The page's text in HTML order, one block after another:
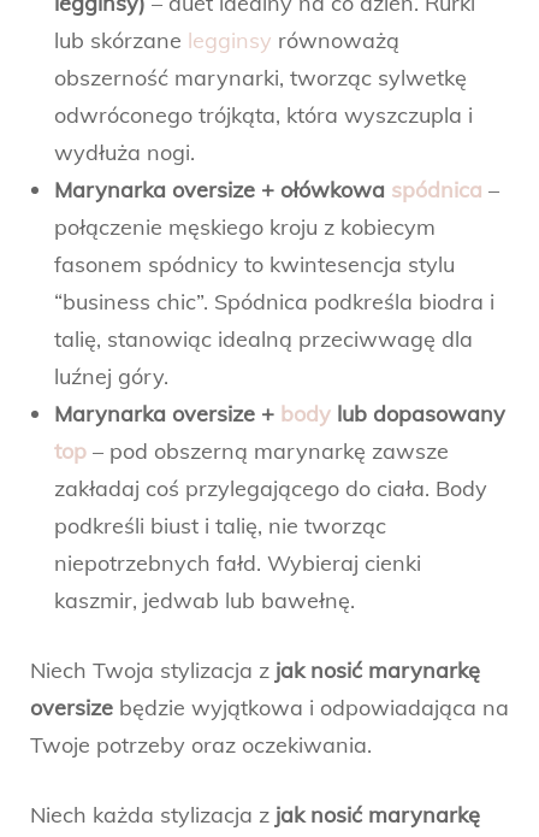
lub skórzane legginsy równoważą
obszerność marynarki, tworząc sylwetkę
odwróconego trójkąta, która wyszczupla i
wydłuża nogi.
Marynarka oversize + ołówkowa spódnica –
połączenie męskiego kroju z kobiecym
fasonem spódnicy to kwintesencja stylu
“business chic”. Spódnica podkreśla biodra i
talię, stanowiąc idealną przeciwwagę dla
luźnej góry.
Marynarka oversize + body lub dopasowany
top – pod obszerną marynarkę zawsze
zakładaj coś przylegającego do ciała. Body
podkreśli biust i talię, nie tworząc
niepotrzebnych fałd. Wybieraj cienki
kaszmir, jedwab lub bawełnę.
Niech Twoja stylizacja z jak nosić marynarkę
oversize będzie wyjątkowa i odpowiadająca na
Twoje potrzeby oraz oczekiwania.
Niech każda stylizacja z jak nosić marynarkę